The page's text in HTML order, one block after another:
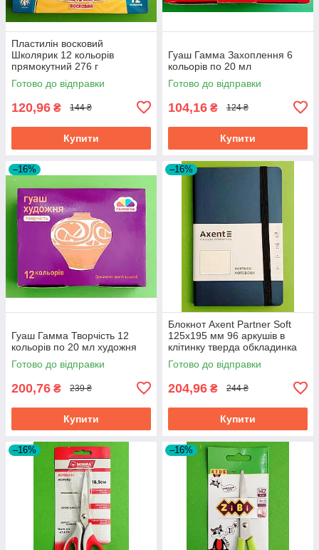
Пластилін восковий
Школярик 12 кольорів
прямокутний 276 г
Готово до відправки
120,96 ₴ 144 ₴
Купити
Гуаш Гамма Захоплення 6
кольорів по 20 мл
Готово до відправки
104,16 ₴ 124 ₴
Купити
–16%
Гуаш Гамма Творчість 12
кольорів по 20 мл художня
Готово до відправки
200,76 ₴ 239 ₴
Купити
–16%
Блокнот Axent Partner Soft
125х195 мм 96 аркушів в
клітинку тверда обкладинка
синій
Готово до відправки
204,96 ₴ 244 ₴
Купити
–16% –16%